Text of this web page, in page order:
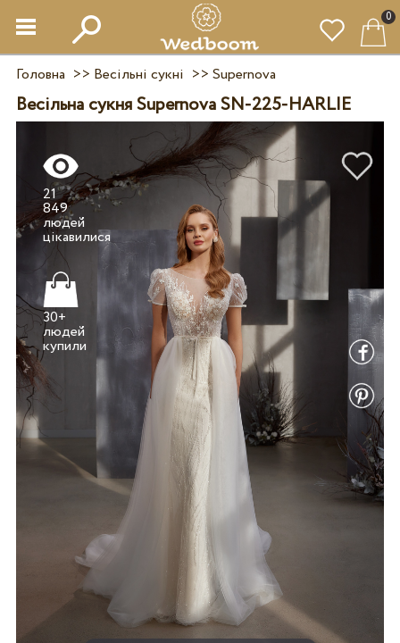
0
Головна >> Весільні сукні >> Supernova
Весільна сукня Supernova SN-225-HARLIE
21
849
людей
30+
людей